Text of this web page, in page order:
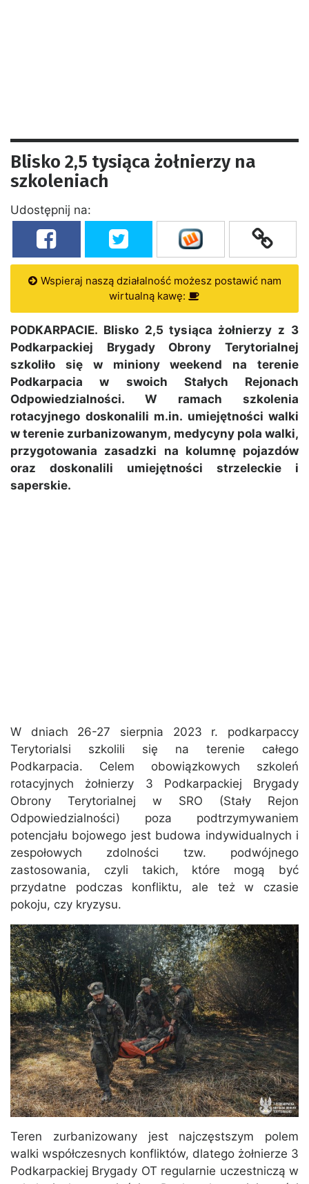
Blisko 2,5 tysiąca żołnierzy na
szkoleniach
Udostępnij na:
Wspieraj naszą działalność możesz postawić nam
wirtualną kawę:
PODKARPACIE. Blisko 2,5 tysiąca żołnierzy z 3
Podkarpackiej Brygady Obrony Terytorialnej
szkoliło się w miniony weekend na terenie
Podkarpacia w swoich Stałych Rejonach
Odpowiedzialności. W ramach szkolenia
rotacyjnego doskonalili m.in. umiejętności walki
w terenie zurbanizowanym, medycyny pola walki,
przygotowania zasadzki na kolumnę pojazdów
oraz doskonalili umiejętności strzeleckie i
saperskie.
W dniach 26-27 sierpnia 2023 r. podkarpaccy
Terytorialsi szkolili się na terenie całego
Podkarpacia. Celem obowiązkowych szkoleń
rotacyjnych żołnierzy 3 Podkarpackiej Brygady
Obrony Terytorialnej w SRO (Stały Rejon
Odpowiedzialności) poza podtrzymywaniem
potencjału bojowego jest budowa indywidualnych i
zespołowych zdolności tzw. podwójnego
zastosowania, czyli takich, które mogą być
przydatne podczas konfliktu, ale też w czasie
pokoju, czy kryzysu.
Teren zurbanizowany jest najczęstszym polem
walki współczesnych konfliktów, dlatego żołnierze 3
Podkarpackiej Brygady OT regularnie uczestniczą w